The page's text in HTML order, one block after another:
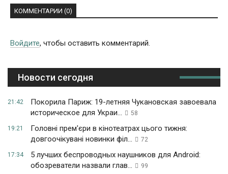
КОММЕНТАРИИ (0)
Войдите, чтобы оставить комментарий.
Новости сегодня
21:42
Покорила Париж: 19-летняя Чукановская завоевала
историческое для Украи...
58
19:21
Головні прем'єри в кінотеатрах цього тижня:
довгоочікувані новинки філ...
72
17:34
5 лучших беспроводных наушников для Android:
обозреватели назвали глав...
99